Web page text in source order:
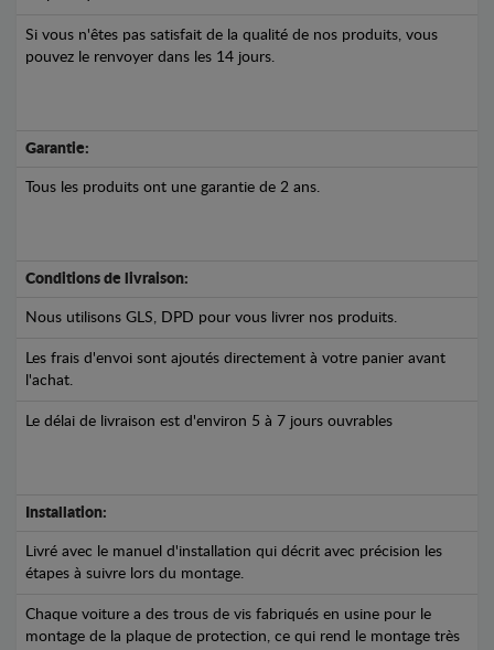
Si vous n'êtes pas satisfait de la qualité de nos produits, vous
pouvez le renvoyer dans les 14 jours.
Garantie:
Tous les produits ont une garantie de 2 ans.
Conditions de livraison:
Nous utilisons GLS, DPD pour vous livrer nos produits.
Les frais d'envoi sont ajoutés directement à votre panier avant
l'achat.
Le délai de livraison est d'environ 5 à 7 jours ouvrables
Installation:
Livré avec le manuel d'installation qui décrit avec précision les
étapes à suivre lors du montage.
Chaque voiture a des trous de vis fabriqués en usine pour le
montage de la plaque de protection, ce qui rend le montage très